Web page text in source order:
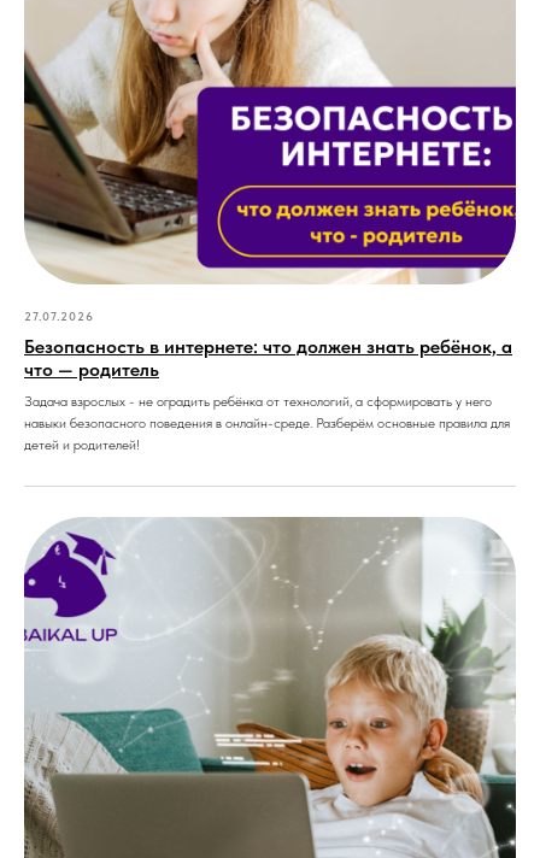
27.07.2026
Безопасность в интернете: что должен знать ребёнок, а
что — родитель
Задача взрослых - не оградить ребёнка от технологий, а сформировать у него
навыки безопасного поведения в онлайн-среде. Разберём основные правила для
детей и родителей!